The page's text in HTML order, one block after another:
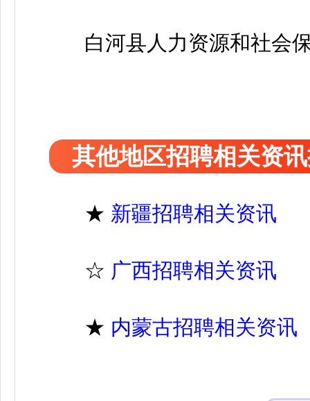
白河县人力资源和社会
其他地区招聘相关资
★ 新疆招聘相关资讯
☆ 广西招聘相关资讯
★ 内蒙古招聘相关资讯